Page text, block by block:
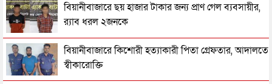
বিয়ানীবাজারে ছয় হাজার টাকার জন্য প্রাণ গেল ব্যবসায়ীর,
র‌্যাব ধরল ২জনকে
বিয়ানীবাজারে কিশোরী হত্যাকারী পিতা গ্রেফতার, আদালতে
স্বীকারোক্তি